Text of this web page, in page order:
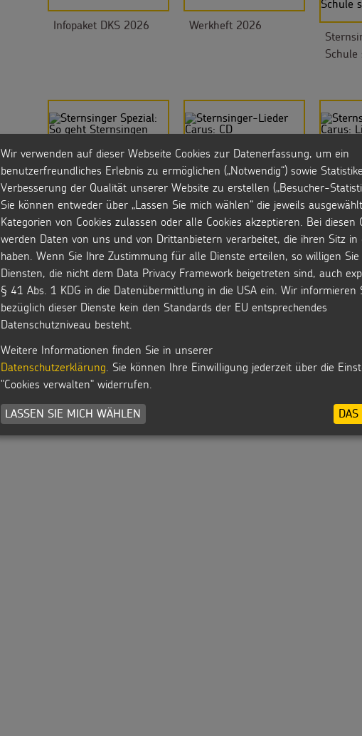
Infopaket DKS 2026
Werkheft 2026
Schule
Sternsinger Spezial:
So geht Sternsingen
Sternsinger-Lieder
Carus: CD
Carus:
Wir verwenden auf dieser Webseite Cookies zur Datenerfassung, um ein
benutzerfreundliches Erlebnis zu ermöglichen („Notwendig“) sowie
Verbesserung der Qualität unserer Website zu erstellen („Besucher-
Sie können entweder über „Lassen Sie mich wählen“ die jeweils
Kategorien von Cookies zulassen oder alle Cookies akzeptieren. Bei diesen
werden Daten von uns und von Drittanbietern verarbeitet, die ihren Sitz in
haben. Wenn Sie Ihre Zustimmung für alle Dienste erteilen, so willigen Sie
Diensten, die nicht dem Data Privacy Framework beigetreten sind, auch
§ 41 Abs. 1 KDG in die Datenübermittlung in die USA ein. Wir informieren
bezüglich dieser Dienste kein den Standards der EU entsprechendes
Datenschutzniveau besteht.
Weitere Informationen finden Sie in unserer
Datenschutzerklärung . Sie können Ihre Einwilligung jederzeit über die
"Cookies verwalten" widerrufen.
LASSEN SIE MICH WÄHLEN DAS